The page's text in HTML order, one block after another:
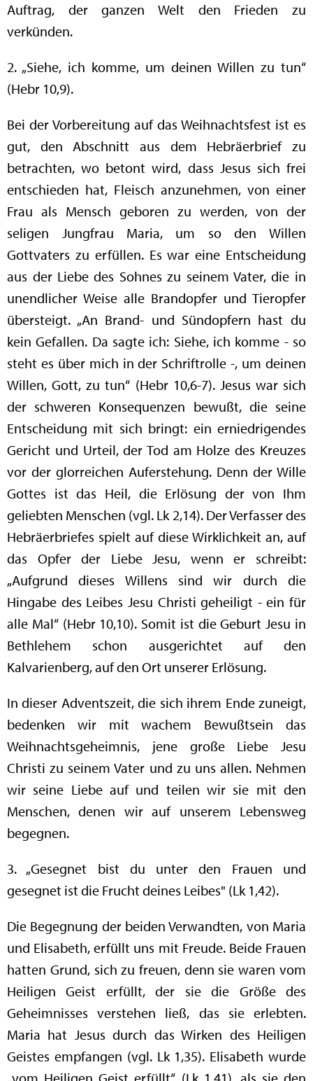
Auftrag, der ganzen Welt den Frieden zu
verkünden.
2. „Siehe, ich komme, um deinen Willen zu tun“
(Hebr 10,9).
Bei der Vorbereitung auf das Weihnachtsfest ist es
gut, den Abschnitt aus dem Hebräerbrief zu
betrachten, wo betont wird, dass Jesus sich frei
entschieden hat, Fleisch anzunehmen, von einer
Frau als Mensch geboren zu werden, von der
seligen Jungfrau Maria, um so den Willen
Gottvaters zu erfüllen. Es war eine Entscheidung
aus der Liebe des Sohnes zu seinem Vater, die in
unendlicher Weise alle Brandopfer und Tieropfer
übersteigt. „An Brand- und Sündopfern hast du
kein Gefallen. Da sagte ich: Siehe, ich komme - so
steht es über mich in der Schriftrolle -, um deinen
Willen, Gott, zu tun“ (Hebr 10,6-7). Jesus war sich
der schweren Konsequenzen bewußt, die seine
Entscheidung mit sich bringt: ein erniedrigendes
Gericht und Urteil, der Tod am Holze des Kreuzes
vor der glorreichen Auferstehung. Denn der Wille
Gottes ist das Heil, die Erlösung der von Ihm
geliebten Menschen (vgl. Lk 2,14). Der Verfasser des
Hebräerbriefes spielt auf diese Wirklichkeit an, auf
das Opfer der Liebe Jesu, wenn er schreibt:
„Aufgrund dieses Willens sind wir durch die
Hingabe des Leibes Jesu Christi geheiligt - ein für
alle Mal“ (Hebr 10,10). Somit ist die Geburt Jesu in
Bethlehem schon ausgerichtet auf den
Kalvarienberg, auf den Ort unserer Erlösung.
In dieser Adventszeit, die sich ihrem Ende zuneigt,
bedenken wir mit wachem Bewußtsein das
Weihnachtsgeheimnis, jene große Liebe Jesu
Christi zu seinem Vater und zu uns allen. Nehmen
wir seine Liebe auf und teilen wir sie mit den
Menschen, denen wir auf unserem Lebensweg
begegnen.
3. „Gesegnet bist du unter den Frauen und
gesegnet ist die Frucht deines Leibes" (Lk 1,42).
Die Begegnung der beiden Verwandten, von Maria
und Elisabeth, erfüllt uns mit Freude. Beide Frauen
hatten Grund, sich zu freuen, denn sie waren vom
Heiligen Geist erfüllt, der sie die Größe des
Geheimnisses verstehen ließ, das sie erlebten.
Maria hat Jesus durch das Wirken des Heiligen
Geistes empfangen (vgl. Lk 1,35). Elisabeth wurde